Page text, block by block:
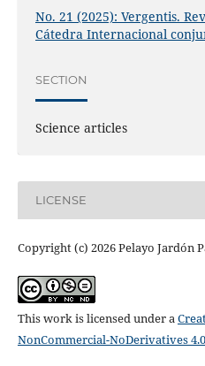
No. 21 (2025): Vergentis.
Cátedra Internacional
SECTION
Science articles
LICENSE
Copyright (c) 2026 Pelayo Jardón
This work is licensed under a
NonCommercial-NoDerivatives